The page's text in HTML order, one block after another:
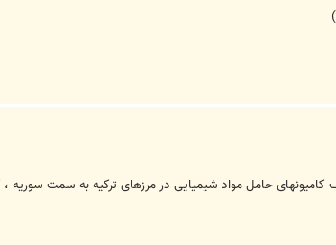
کامیونهای حامل مواد شیمیایی در مرزهای ترکیه به سمت